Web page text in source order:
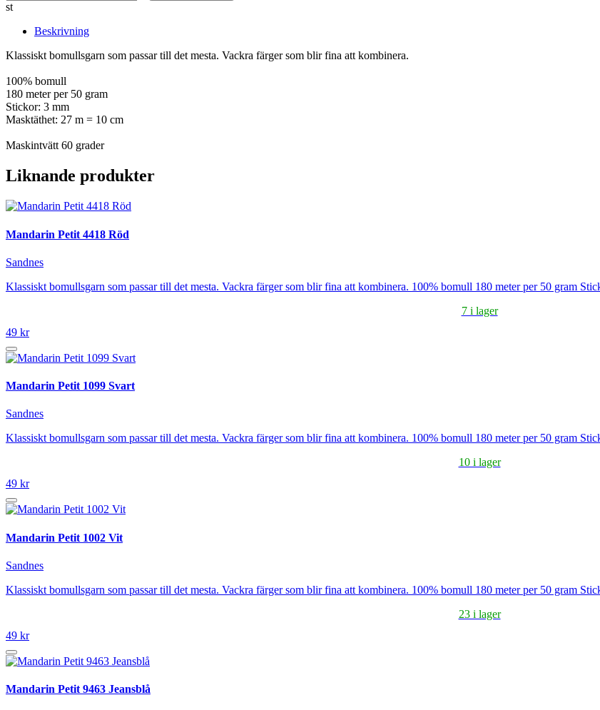
st
Beskrivning
Klassiskt bomullsgarn som passar till det mesta. Vackra färger som blir fina att kombinera.
100% bomull
180 meter per 50 gram
Stickor: 3 mm
Masktäthet: 27 m = 10 cm
Maskintvätt 60 grader
Liknande produkter
Mandarin Petit 4418 Röd
Sandnes
Klassiskt bomullsgarn som passar till det mesta. Vackra färger som blir fina att kombinera. 100% bomull 180 meter per 50 gram
7 i lager
49 kr
Mandarin Petit 1099 Svart
Sandnes
Klassiskt bomullsgarn som passar till det mesta. Vackra färger som blir fina att kombinera. 100% bomull 180 meter per 50 gram
10 i lager
49 kr
Mandarin Petit 1002 Vit
Sandnes
Klassiskt bomullsgarn som passar till det mesta. Vackra färger som blir fina att kombinera. 100% bomull 180 meter per 50 gram
23 i lager
49 kr
Mandarin Petit 9463 Jeansblå